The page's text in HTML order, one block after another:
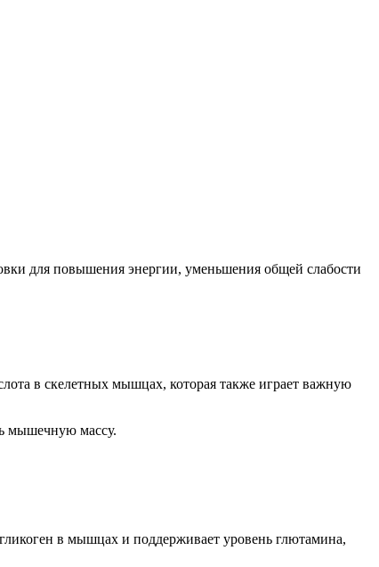
для повышения энергии, уменьшения общей слабости
в скелетных мышцах, которая также играет важную
мышечную массу.
в мышцах и поддерживает уровень глютамина,